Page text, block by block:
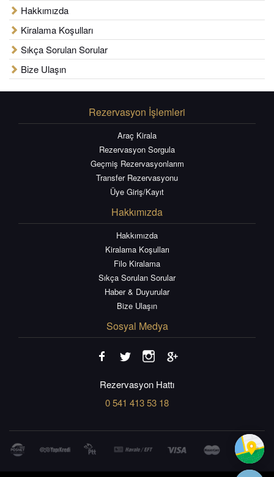
Hakkımızda
Kiralama Koşulları
Sıkça Sorulan Sorular
Bize Ulaşın
Rezervasyon İşlemleri
Araç Kirala
Rezervasyon Sorgula
Geçmiş Rezervasyonlarım
Transfer Rezervasyonu
Üye Giriş/Kayıt
Hakkımızda
Hakkımızda
Kiralama Koşulları
Filo Kiralama
Sıkça Sorulan Sorular
Haber & Duyurular
Bize Ulaşın
Sosyal Medya
Rezervasyon Hattı
0 541 413 53 18